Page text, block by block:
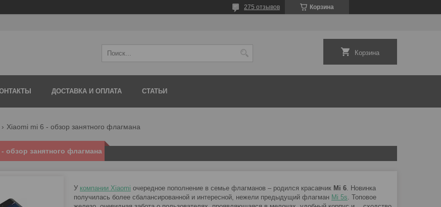
Корзина
275 отзывов
Корзина
ДОСТАВКА И ОПЛАТА СТАТЬИ
Xiaomi mi 6 - обзор занятного флагмана
обзор занятного флагмана
У компании Xiaomi очередное пополнение в семье флагманов – родился красавчик Mi 6. Новинка
получилась более сбалансированной и интересной, нежели предыдущий флагман Mi 5s. Топовое